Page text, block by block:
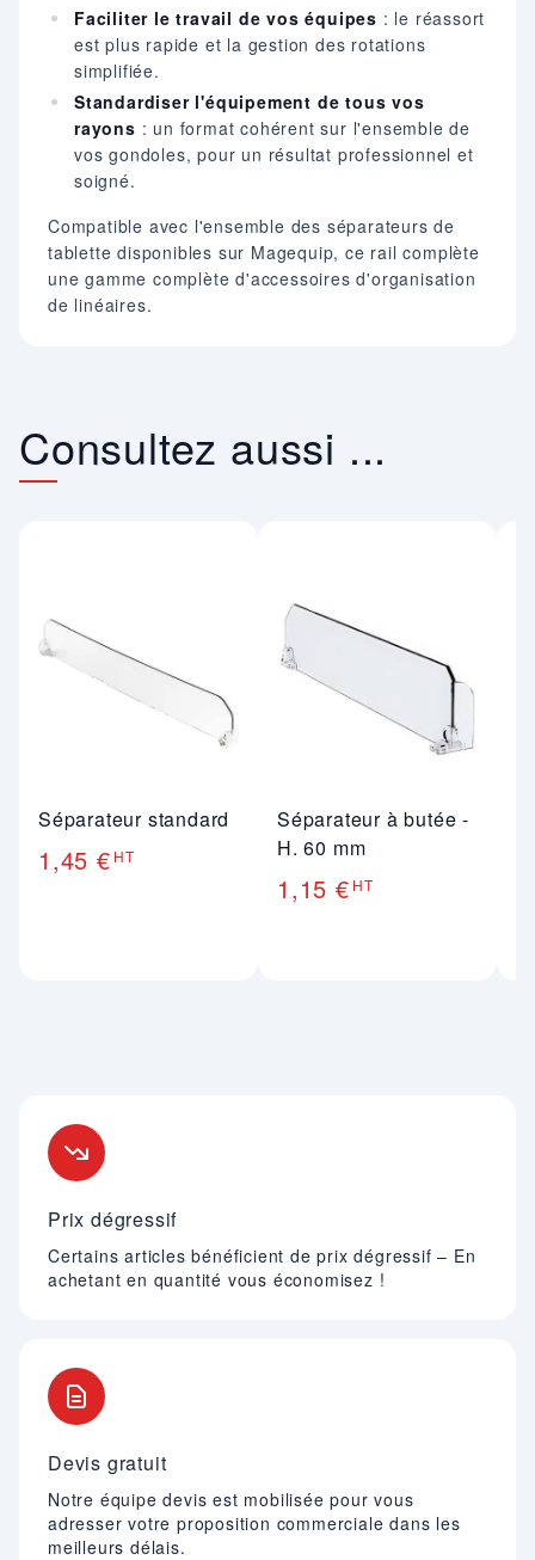
Faciliter le travail de vos équipes : le réassort
est plus rapide et la gestion des rotations
simplifiée.
Standardiser l'équipement de tous vos
rayons : un format cohérent sur l'ensemble de
vos gondoles, pour un résultat professionnel et
soigné.
Compatible avec l'ensemble des séparateurs de
tablette disponibles sur Magequip, ce rail complète
une gamme complète d'accessoires d'organisation
de linéaires.
Consultez aussi ...
Séparateur standard
1,45 € HT
Séparateur à butée -
H. 60 mm
1,15 € HT
Prix dégressif
Certains articles bénéficient de prix dégressif – En
achetant en quantité vous économisez !
Devis gratuit
Notre équipe devis est mobilisée pour vous
adresser votre proposition commerciale dans les
meilleurs délais.